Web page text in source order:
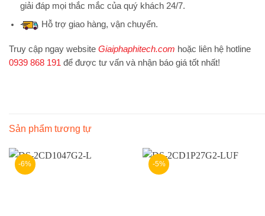
giải đáp mọi thắc mắc của quý khách 24/7.
Hỗ trợgiao hàng, vận chuyển.
Truy cập ngay website Giaiphaphitech.com hoặc liên hệ hotline
0939 868 191 để được tư vấn và nhận báo giá tốt nhất!
Sản phẩm tương tự
-6% -5%